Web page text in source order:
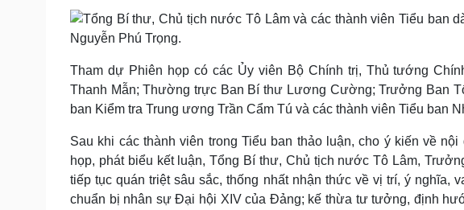
Nam khoa
Làm đẹp - giảm cân
Phòng mạch online
Cải chính
Tham dự Phiên họp có các Ủy viên Bộ Chính trị, Thủ tướng
Thanh Mẫn; Thường trực Ban Bí thư Lương Cường; Trưởng Ban
ban Kiểm tra Trung ương Trần Cẩm Tú và các thành viên Tiểu ban
Sau khi các thành viên trong Tiểu ban thảo luận, cho ý kiến về
họp, phát biểu kết luận, Tổng Bí thư, Chủ tịch nước Tô Lâm,
tiếp tục quán triệt sâu sắc, thống nhất nhận thức về vị trí, ý nghĩa,
chuẩn bị nhân sự Đại hội XIV của Đảng; kế thừa tư tưởng, định